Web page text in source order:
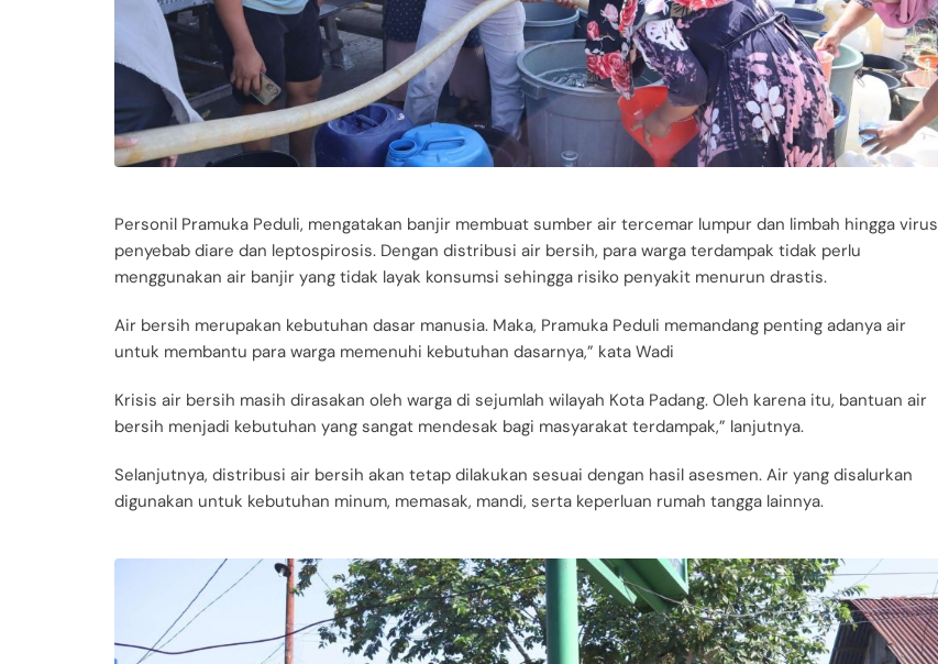
Personil Pramuka Peduli, mengatakan banjir membuat sumber air tercemar lumpur dan limbah hingga virus
penyebab diare dan leptospirosis. Dengan distribusi air bersih, para warga terdampak tidak perlu
menggunakan air banjir yang tidak layak konsumsi sehingga risiko penyakit menurun drastis.
Air bersih merupakan kebutuhan dasar manusia. Maka, Pramuka Peduli memandang penting adanya air
untuk membantu para warga memenuhi kebutuhan dasarnya,” kata Wadi
Krisis air bersih masih dirasakan oleh warga di sejumlah wilayah Kota Padang. Oleh karena itu, bantuan air
bersih menjadi kebutuhan yang sangat mendesak bagi masyarakat terdampak,” lanjutnya.
Selanjutnya, distribusi air bersih akan tetap dilakukan sesuai dengan hasil asesmen. Air yang disalurkan
digunakan untuk kebutuhan minum, memasak, mandi, serta keperluan rumah tangga lainnya.